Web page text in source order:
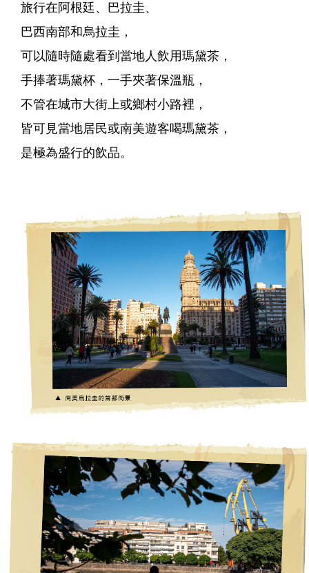
旅行在阿根廷、巴拉圭、
巴西南部和烏拉圭，
可以隨時隨處看到當地人飲用瑪黛茶，
手捧著瑪黛杯，一手夾著保溫瓶，
不管在城市大街上或鄉村小路裡，
皆可見當地居民或南美遊客喝瑪黛茶，
是極為盛行的飲品。